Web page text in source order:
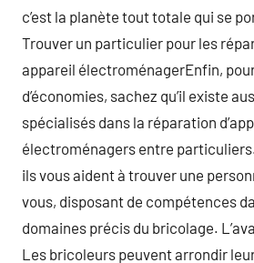
c’est la planète tout totale qui se
Trouver un particulier pour les
appareil électroménagerEnfin,
d’économies, sachez qu’il existe
spécialisés dans la réparation
électroménagers entre
ils vous aident à trouver une
vous, disposant de compétences
domaines précis du bricolage.
Les bricoleurs peuvent arrondir